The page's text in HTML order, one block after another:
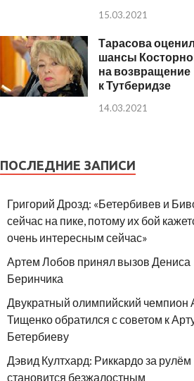
15.03.2021
Тарасова
шансы
на возвращение
к Тутберидзе
14.03.2021
ПОСЛЕДНИЕ ЗАПИСИ
Григорий Дрозд: «Бетербивев и
сейчас на пике, потому их бой
очень интересным сейчас»
Артем Лобов принял вызов Дениса
Беринчика
Двукратный олимпийский чемпион
Тищенко обратился с советом к
Бетербиеву
Дэвид Култхард: Риккардо за рулём
становится безжалостным